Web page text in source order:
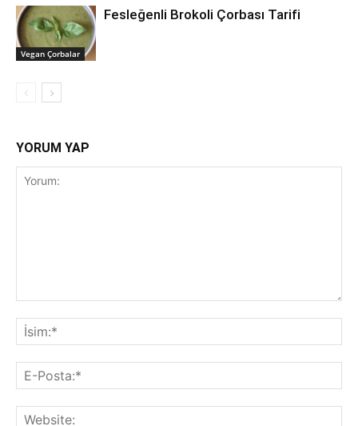
Vegan Çorbalar
Fesleğenli Brokoli Çorbası Tarifi
YORUM YAP